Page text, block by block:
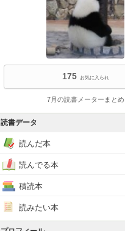
175 お気に入られ
7月の読書メーターまとめ
読書データ
読んだ本
読んでる本
積読本
読みたい本